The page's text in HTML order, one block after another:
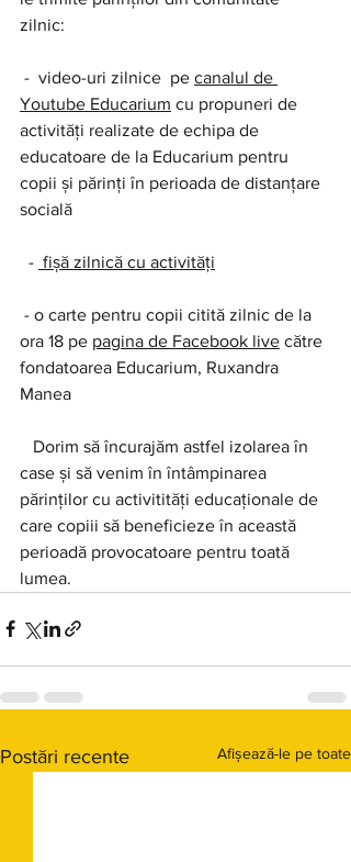
zilnic:
-  video-uri zilnice  pe canalul de
Youtube Educarium cu propuneri de
activități realizate de echipa de
educatoare de la Educarium pentru
copii și părinți în perioada de distanțare
socială
  -
fișă zilnică cu activități
ora 18 pe pagina de Facebook live către
fondatoarea Educarium, Ruxandra
Manea
case și să venim în întâmpinarea
părinților cu activitități educaționale de
care copiii să beneficieze în această
perioadă provocatoare pentru toată
lumea.
Postări recente Afișează-le pe toate